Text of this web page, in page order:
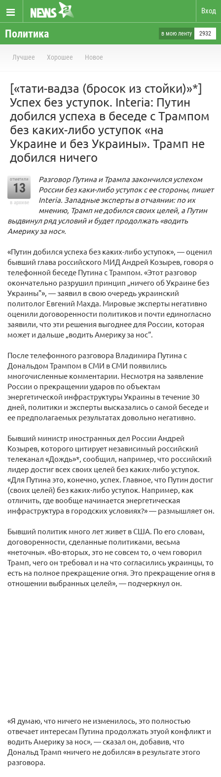
Вход
Политика в мою ленту 2932
Лучшее Хорошее Новое
[«тати-вадза (бросок из стойки)»*]
Успех без уступок. Interia: Путин
добился успеха в беседе с Трампом
без каких-либо уступок «на
Украине и без Украины». Трамп не
добился ничего
отметили
13
в архиве
Разговор Путина и Трампа закончился успехом
России без каки-либо уступок с ее стороны, пишет
Interia. Западные эксперты в отчаянии: по их
мнению, Трамп не добился своих целей, а Путин
выдвинул ряд условий и будет продолжать «водить
Америку за нос».
«Путин добился успеха без каких-либо уступок», — оценил
бывший глава российского МИД Андрей Козырев, говоря о
телефонной беседе Путина с Трампом. «Этот разговор
окончательно разрушил принцип „ничего об Украине без
Украины"», — заявил в свою очередь украинский
политолог Евгений Махда. Мировые эксперты негативно
оценили договоренности политиков и почти единогласно
заявили, что эти решения выгоднее для России, которая
может и дальше „водить Америку за нос“.
После телефонного разговора Владимира Путина с
Дональдом Трампом в СМИ в СМИ появились
многочисленные комментарии. Несмотря на заявление
России о прекращении ударов по объектам
энергетической инфраструктуры Украины в течение 30
дней, политики и эксперты высказались о самой беседе и
ее предполагаемых результатах довольно негативно.
Бывший министр иностранных дел России Андрей
Козырев, которого цитирует независимый российский
телеканал «Дождь»*, сообщил, например, что российский
лидер достиг всех своих целей без каких-либо уступок.
«Для Путина это, конечно, успех. Главное, что Путин достиг
(своих целей) без каких-либо уступок. Например, как
отличить, где вообще начинается энергетическая
инфраструктура в городских условиях?» — размышляет он.
Бывший политик много лет живет в США. По его словам,
договоренности, сделанные политиками, весьма
«неточны». «Во-вторых, это не совсем то, о чем говорил
Трамп, чего он требовал и на что согласились украинцы, то
есть на полное прекращение огня. Это прекращение огня в
отношении выбранных целей», — подчеркнул он.
«Я думаю, что ничего не изменилось, это полностью
отвечает интересам Путина продолжать этуой конфликт и
водить Америку за нос», — сказал он, добавив, что
Дональд Трамп «ничего не добился» в результате этого
разговора.